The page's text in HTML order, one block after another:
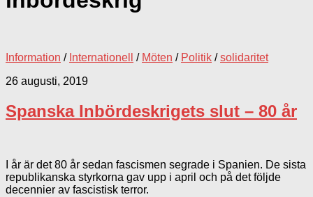
Information / Internationell / Möten / Politik /solidaritet
26 augusti, 2019
Spanska Inbördeskrigets slut – 80 år
I år är det 80 år sedan fascismen segrade i Spanien. De sista
republikanska styrkorna gav upp i april och på det följde
decennier av fascistisk terror.